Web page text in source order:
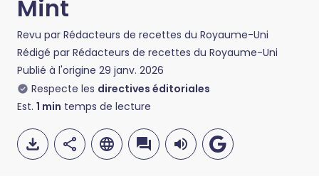
Mint
Revu par Rédacteurs de recettes du Royaume-Uni
Rédigé par Rédacteurs de recettes du Royaume-Uni
Publié à l'origine 29 janv. 2026
Respecte les directives éditoriales
Est. 1 min temps de lecture